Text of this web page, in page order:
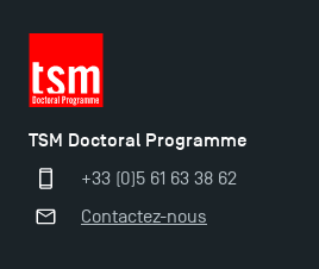
TSM Doctoral Programme
+33 (0)5 61 63 38 62
Contactez-nous